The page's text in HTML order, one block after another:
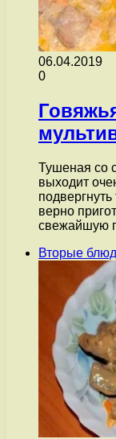
06.04.2019
0
Тушеная со
выходит
верно
свежайшую
Вторые